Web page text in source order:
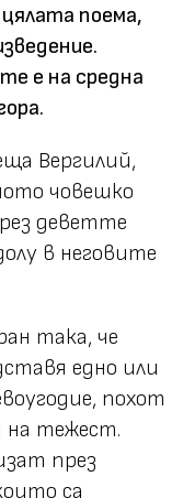
поема,
е на средна
Вергилий,
човешко
деветте
в неговите
така, че
едно или
похот
на тежест.
през
са